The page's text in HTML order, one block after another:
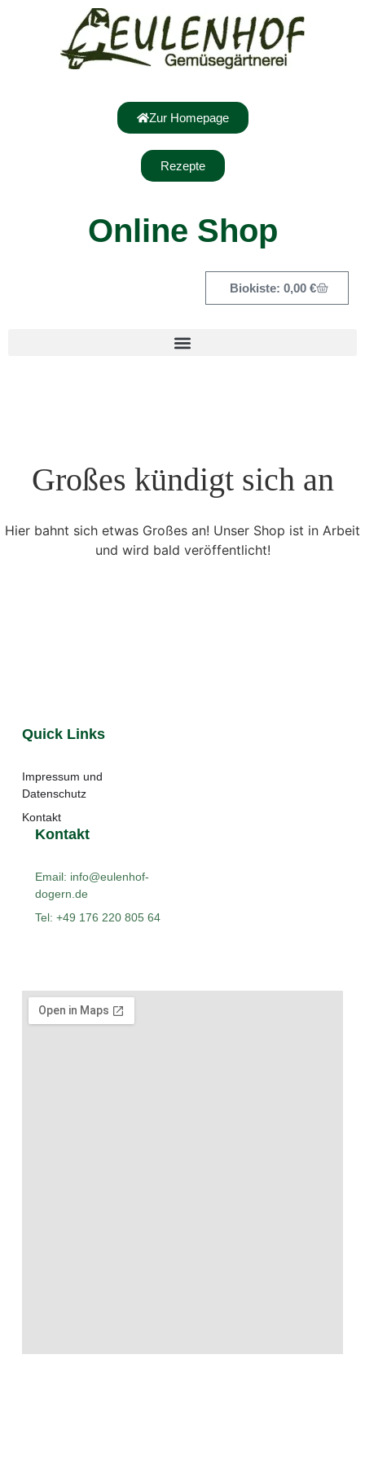
Zur Homepage
Rezepte
Online Shop
0,00 €
Großes kündigt sich an
Hier bahnt sich etwas Großes an! Unser Shop ist in Arbeit
und wird bald veröffentlicht!
Quick Links
Impressum und
Datenschutz
Kontakt
Kontakt
Email: info@eulenhof-
dogern.de
Tel: +49 176 220 805 64